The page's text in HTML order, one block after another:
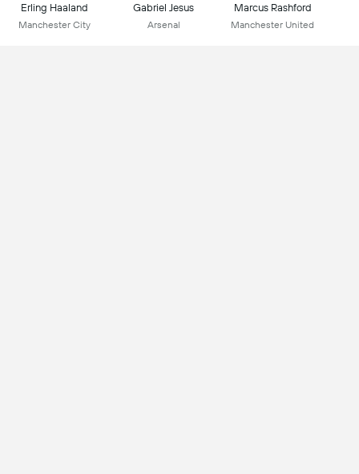
Erling Haaland
Manchester City
Gabriel Jesus
Arsenal
Marcus Rashford
Manchester United